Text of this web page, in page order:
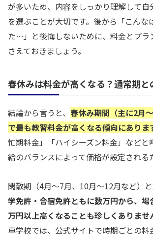
が多いため、内容をしっかり理解して自
を選ぶことが大切です。後から「こんな
た…」と後悔しないために、料金とプラ
さえておきましょう。
春休みは料金が高くなる？通常期と
結論から言うと、 春休み期間（主に2月
で最も教習料金が高くなる傾向にありま
忙期料金」「ハイシーズン料金」などと
給のバランスによって価格が設定される
閑散期（4月〜7月、10月〜12月など）と
学免許・合宿免許ともに数万円から、場
万円以上高くなることも珍しくありませ
車学校では、公式サイトで時期ごとの料